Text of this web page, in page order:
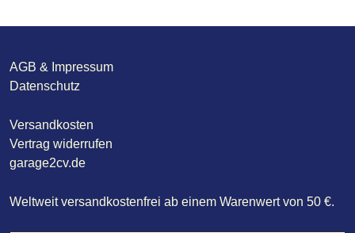
AGB & Impressum
Datenschutz
Versandkosten
Vertrag widerrufen
garage2cv.de
Weltweit versandkostenfrei ab einem Warenwert von 50 €.